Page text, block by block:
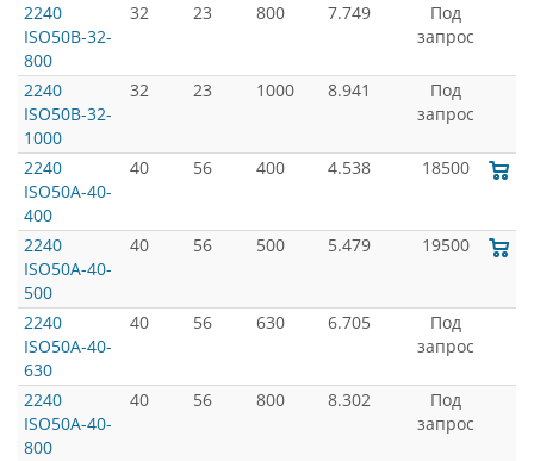
2240
ISO50B-32-
800
32 23 800 7.749
Под
запрос
2240
ISO50B-32-
1000
32 23 1000 8.941
Под
запрос
2240
ISO50A-40-
400
40 56 400 4.538 18500
2240
ISO50A-40-
500
40 56 500 5.479 19500
2240
ISO50A-40-
630
40 56 630 6.705
Под
запрос
2240
ISO50A-40-
800
40 56 800 8.302
Под
запрос